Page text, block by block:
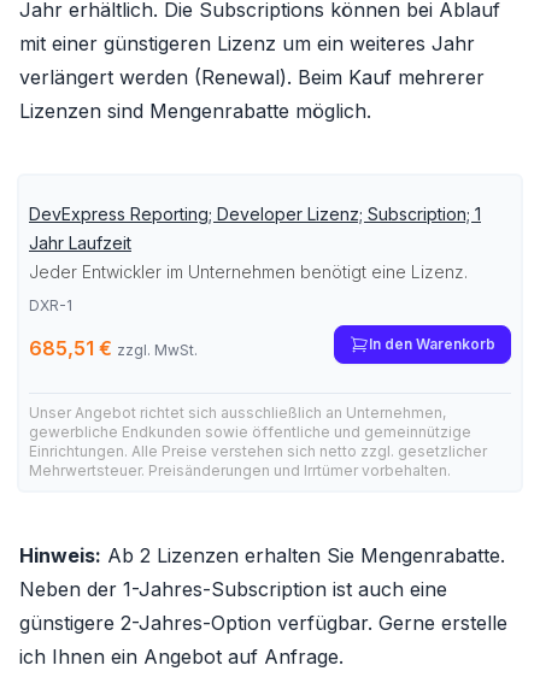
Jahr erhältlich. Die Subscriptions können bei Ablauf
mit einer günstigeren Lizenz um ein weiteres Jahr
verlängert werden (Renewal). Beim Kauf mehrerer
Lizenzen sind Mengenrabatte möglich.
DevExpress Reporting; Developer Lizenz; Subscription; 1
Jahr Laufzeit
Jeder Entwickler im Unternehmen benötigt eine Lizenz.
DXR-1
685,51 € zzgl. MwSt. In den Warenkorb
Unser Angebot richtet sich ausschließlich an Unternehmen,
gewerbliche Endkunden sowie öffentliche und gemeinnützige
Einrichtungen. Alle Preise verstehen sich netto zzgl. gesetzlicher
Mehrwertsteuer. Preisänderungen und Irrtümer vorbehalten.
Hinweis: Ab 2 Lizenzen erhalten Sie Mengenrabatte.
Neben der 1-Jahres-Subscription ist auch eine
günstigere 2-Jahres-Option verfügbar. Gerne erstelle
ich Ihnen ein Angebot auf Anfrage.